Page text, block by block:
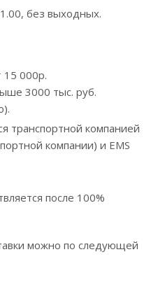
без выходных.
15 000р.
3000 тыс. руб.
транспортной компанией
компании) и EMS
после 100%
можно по следующей